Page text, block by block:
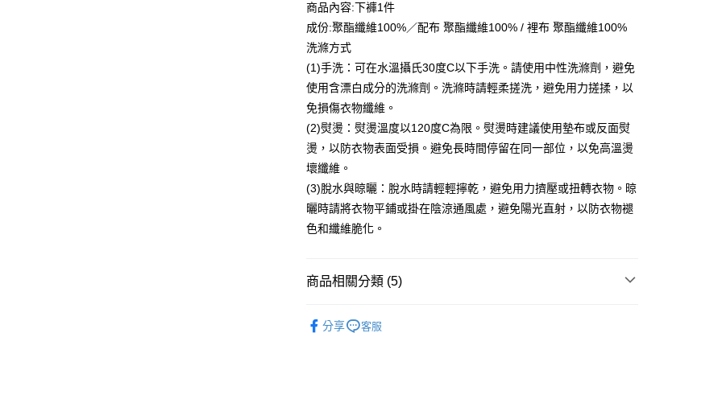
運送方式
付款後全家取貨
每筆NT$80，滿NT$399(含以上)免運費
付款後7-11取貨
每筆NT$80，滿NT$888(含以上)免運費
宅配到府
每筆NT$80，滿NT$888(含以上)免運費
貨到付款
每筆NT$80，滿NT$888(含以上)免運費
商品內容:下褲1件
成份:聚酯纖維100%／配布 聚酯纖維100% / 裡布 聚酯纖維100%
洗滌方式
(1)手洗：可在水溫攝氏30度C以下手洗。請使用中性洗滌劑，避免
使用含漂白成分的洗滌劑。洗滌時請輕柔搓洗，避免用力搓揉，以
免損傷衣物纖維。
(2)熨燙：熨燙溫度以120度C為限。熨燙時建議使用墊布或反面熨
燙，以防衣物表面受損。避免長時間停留在同一部位，以免高溫燙
壞纖維。
(3)脫水與晾曬：脫水時請輕輕擰乾，避免用力擠壓或扭轉衣物。晾
曬時請將衣物平鋪或掛在陰涼通風處，避免陽光直射，以防衣物褪
色和纖維脆化。
商品相關分類 (5)
分享 客服